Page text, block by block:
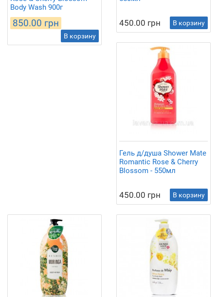
Body Wash 900г
850.00 грн
В корзину
450.00 грн В корзину
Гель д/душа Shower Mate
Romantic Rose & Cherry
Blossom - 550мл
450.00 грн В корзину